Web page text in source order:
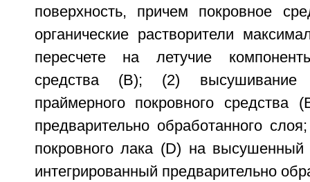
поверхность, причем покровное
органические растворители
пересчете на летучие
средства (В); (2) высушивание
праймерного покровного средства
предварительно обработанного
покровного лака (D) на высушенный
интегрированный предварительно